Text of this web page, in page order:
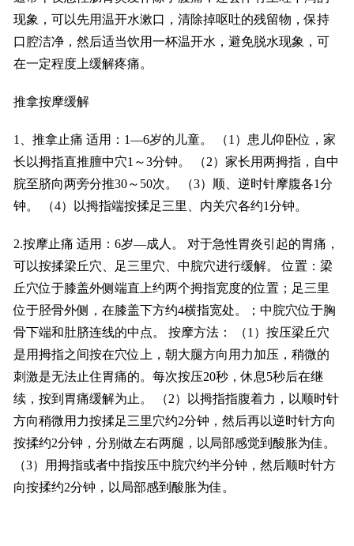
现象，可以先用温开水漱口，清除掉呕吐的残留物，保持
口腔洁净，然后适当饮用一杯温开水，避免脱水现象，可
在一定程度上缓解疼痛。
推拿按摩缓解
1、推拿止痛 适用：1—6岁的儿童。 （1）患儿仰卧位，家
长以拇指直推膻中穴1～3分钟。 （2）家长用两拇指，自中
脘至脐向两旁分推30～50次。 （3）顺、逆时针摩腹各1分
钟。 （4）以拇指端按揉足三里、内关穴各约1分钟。
2.按摩止痛 适用：6岁—成人。 对于急性胃炎引起的胃痛，
可以按揉梁丘穴、足三里穴、中脘穴进行缓解。 位置：梁
丘穴位于膝盖外侧端直上约两个拇指宽度的位置；足三里
位于胫骨外侧，在膝盖下方约4横指宽处。；中脘穴位于胸
骨下端和肚脐连线的中点。 按摩方法： （1）按压梁丘穴
是用拇指之间按在穴位上，朝大腿方向用力加压，稍微的
刺激是无法止住胃痛的。每次按压20秒，休息5秒后在继
续，按到胃痛缓解为止。 （2）以拇指指腹着力，以顺时针
方向稍微用力按揉足三里穴约2分钟，然后再以逆时针方向
按揉约2分钟，分别做左右两腿，以局部感觉到酸胀为佳。
（3）用拇指或者中指按压中脘穴约半分钟，然后顺时针方
向按揉约2分钟，以局部感到酸胀为佳。